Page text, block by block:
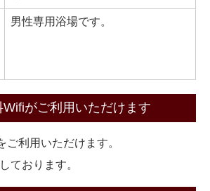
男性専用浴場です。
がご利用いただけます
ご利用いただけます。
ております。